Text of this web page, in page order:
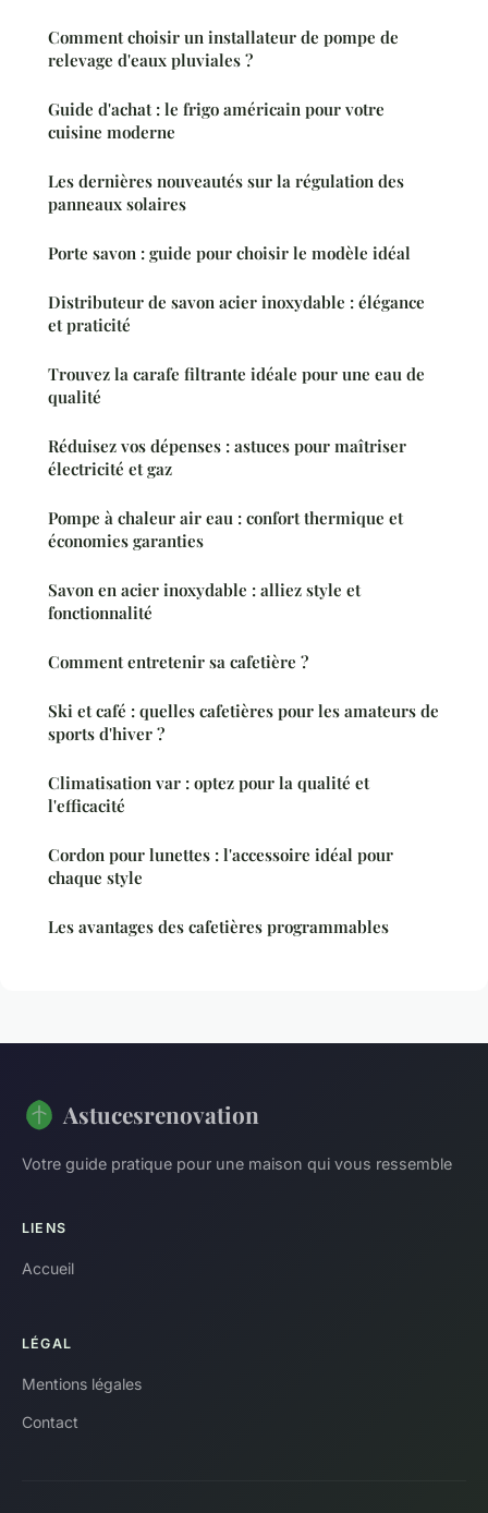
Comment choisir un installateur de pompe de
relevage d'eaux pluviales ?
Guide d'achat : le frigo américain pour votre
cuisine moderne
Les dernières nouveautés sur la régulation des
panneaux solaires
Porte savon : guide pour choisir le modèle idéal
Distributeur de savon acier inoxydable : élégance
et praticité
Trouvez la carafe filtrante idéale pour une eau de
qualité
Réduisez vos dépenses : astuces pour maîtriser
électricité et gaz
Pompe à chaleur air eau : confort thermique et
économies garanties
Savon en acier inoxydable : alliez style et
fonctionnalité
Comment entretenir sa cafetière ?
Ski et café : quelles cafetières pour les amateurs de
sports d'hiver ?
Climatisation var : optez pour la qualité et
l'efficacité
Cordon pour lunettes : l'accessoire idéal pour
chaque style
Les avantages des cafetières programmables
Astucesrenovation
Votre guide pratique pour une maison qui vous ressemble
LIENS
Accueil
LÉGAL
Mentions légales
Contact